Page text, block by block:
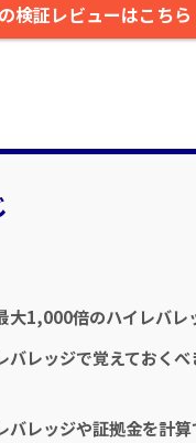
検証レビューはこちら
1,000倍のハイレバレ
レッジで覚えておくべ
レッジや証拠金を計算